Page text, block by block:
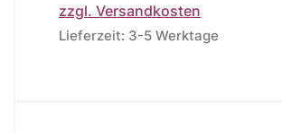
zzgl. Versandkosten
Lieferzeit: 3-5 Werktage